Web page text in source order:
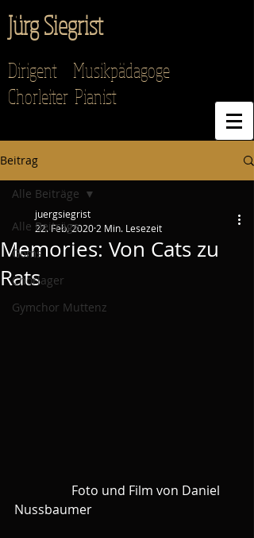
Jürg Siegrist
Dirigent Musikpädagoge
Chorleiter Pianist
Beitrag
Alle Beiträge
Goms
Chorlager
Gymchor Muttenz
Alle Beiträge
Memories: Von Cats zu
Rats
juergsiegrist
22. Feb. 2020 2 Min. Lesezeit
Nussbaumer